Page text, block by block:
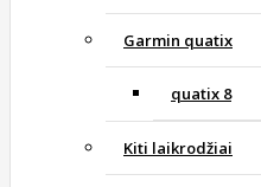
Garmin quatix
quatix 8
Kiti laikrodžiai